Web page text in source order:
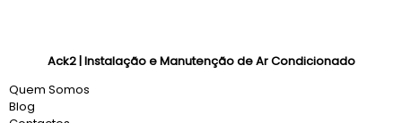
Ack2 | Instalação e Manutenção de Ar Condicionado
Quem Somos
Blog